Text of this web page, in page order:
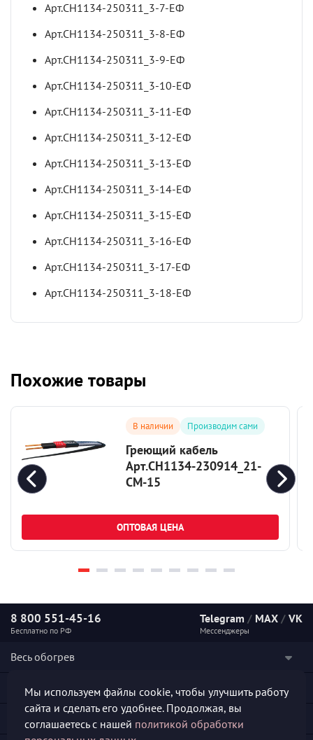
Арт.СН1134-250311_3-7-ЕФ
Арт.СН1134-250311_3-8-ЕФ
Арт.СН1134-250311_3-9-ЕФ
Арт.СН1134-250311_3-10-ЕФ
Арт.СН1134-250311_3-11-ЕФ
Арт.СН1134-250311_3-12-ЕФ
Арт.СН1134-250311_3-13-ЕФ
Арт.СН1134-250311_3-14-ЕФ
Арт.СН1134-250311_3-15-ЕФ
Арт.СН1134-250311_3-16-ЕФ
Арт.СН1134-250311_3-17-ЕФ
Арт.СН1134-250311_3-18-ЕФ
Похожие товары
В наличии Производим сами
Греющий кабель
Арт.СН1134-230914_21-
СМ-15
ОПТОВАЯ ЦЕНА
8 800 551-45-16
Бесплатно по РФ
Telegram / MAX / VK
Мессенджеры
Весь обогрев
Наши услуги
Мы используем файлы cookie, чтобы улучшить работу
сайта и сделать его удобнее. Продолжая, вы
соглашаетесь с нашей политикой обработки